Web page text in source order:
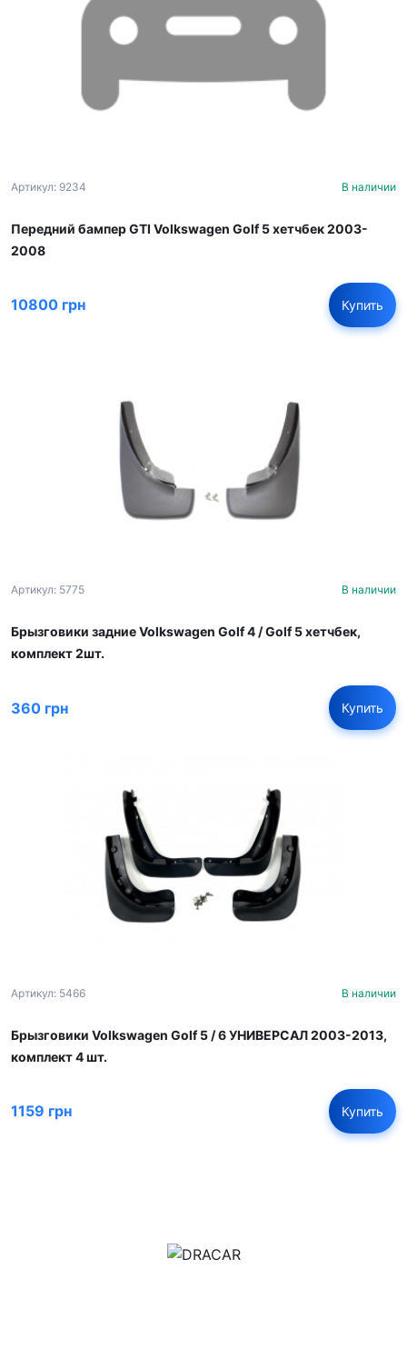
Артикул: 9234 В наличии
Передний бампер GTI Volkswagen Golf 5 хетчбек 2003-
2008
10800 грн Купить
Артикул: 5775 В наличии
Брызговики задние Volkswagen Golf 4 / Golf 5 хетчбек,
комплект 2шт.
360 грн Купить
Артикул: 5466 В наличии
Брызговики Volkswagen Golf 5 / 6 УНИВЕРСАЛ 2003-2013,
комплект 4 шт.
1159 грн Купить